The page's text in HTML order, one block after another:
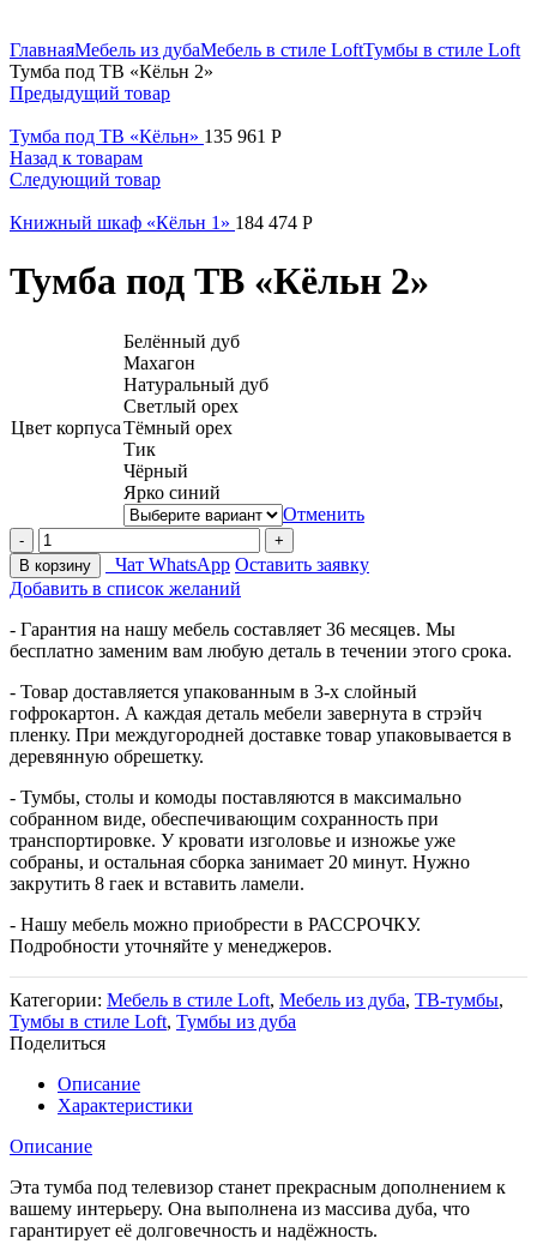
ГлавнаяМебель из дубаМебель в стиле LoftТумбы в стиле Loft
Тумба под ТВ «Кёльн 2»
Предыдущий товар
Тумба под ТВ «Кёльн» 135 961 Р
Назад к товарам
Следующий товар
Книжный шкаф «Кёльн 1» 184 474 Р
Тумба под ТВ «Кёльн 2»
Цвет корпуса
Белённый дуб
Махагон
Натуральный дуб
Светлый орех
Тёмный орех
Тик
Чёрный
Ярко синий
Отменить
Тумба
под
ТВ
«Кёльн
2»
quantity
В корзину Чат WhatsApp Оставить заявку
Добавить в список желаний
- Гарантия на нашу мебель составляет 36 месяцев. Мы
бесплатно заменим вам любую деталь в течении этого срока.
- Товар доставляется упакованным в 3-х слойный
гофрокартон. А каждая деталь мебели завернута в стрэйч
пленку. При междугородней доставке товар упаковывается в
деревянную обрешетку.
- Тумбы, столы и комоды поставляются в максимально
собранном виде, обеспечивающим сохранность при
транспортировке. У кровати изголовье и изножье уже
собраны, и остальная сборка занимает 20 минут. Нужно
закрутить 8 гаек и вставить ламели.
- Нашу мебель можно приобрести в РАССРОЧКУ.
Подробности уточняйте у менеджеров.
Категории: Мебель в стиле Loft, Мебель из дуба, ТВ-тумбы,
Тумбы в стиле Loft, Тумбы из дуба
Поделиться
Описание
Характеристики
Описание
Эта тумба под телевизор станет прекрасным дополнением к
вашему интерьеру. Она выполнена из массива дуба, что
гарантирует её долговечность и надёжность.